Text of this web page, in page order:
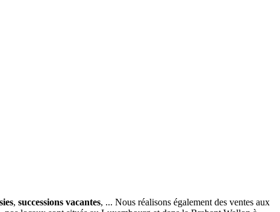
, successions vacantes, ... Nous réalisons également des ventes aux